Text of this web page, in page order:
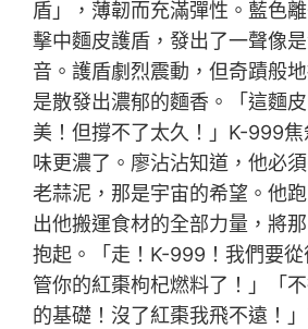
盾」，薄韌而充滿彈性。藍色
擊中麵皮護盾，發出了一聲像
音。護盾劇烈震動，但奇蹟般
是散發出濃郁的麵香。「這麵
美！但撐不了太久！」K-999
味更濃了。廖沾沾知道，他必
老蒜泥，那是宇宙的希望。他
出他搬運食材的全部力量，將
抱起。「走！K-999！我們要
管你的紅棗枸杞燃料了！」「
的基礎！沒了紅棗我飛不遠！